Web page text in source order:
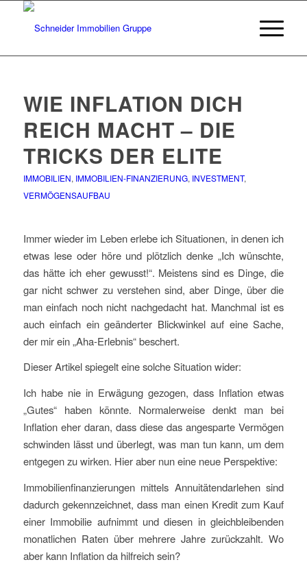
WIE INFLATION DICH
REICH MACHT – DIE
TRICKS DER ELITE
IMMOBILIEN, IMMOBILIEN-FINANZIERUNG, INVESTMENT,
VERMÖGENSAUFBAU
Immer wieder im Leben erlebe ich Situationen, in denen ich
etwas lese oder höre und plötzlich denke „Ich wünschte,
das hätte ich eher gewusst!“. Meistens sind es Dinge, die
gar nicht schwer zu verstehen sind, aber Dinge, über die
man einfach noch nicht nachgedacht hat. Manchmal ist es
auch einfach ein geänderter Blickwinkel auf eine Sache,
der mir ein „Aha-Erlebnis“ beschert.
Dieser Artikel spiegelt eine solche Situation wider:
Ich habe nie in Erwägung gezogen, dass Inflation etwas
„Gutes“ haben könnte. Normalerweise denkt man bei
Inflation eher daran, dass diese das angesparte Vermögen
schwinden lässt und überlegt, was man tun kann, um dem
entgegen zu wirken. Hier aber nun eine neue Perspektive:
Immobilienfinanzierungen mittels Annuitätendarlehen sind
dadurch gekennzeichnet, dass man einen Kredit zum Kauf
einer Immobilie aufnimmt und diesen in gleichbleibenden
monatlichen Raten über mehrere Jahre zurückzahlt. Wo
aber kann Inflation da hilfreich sein?